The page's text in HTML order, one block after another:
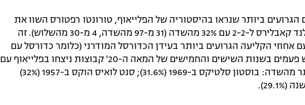
ביותר שנראו בהיסטוריה של הפלייאוף, טורונטו רפטורס השוו את
הסדרה מול קליבלנד קאבלירס ל-2-2 עם 32% מהשדה (31 מ-97 מהשדה, 4 מ-30 מהשלוש). זה
אחוזי הקליעה הגרועים ביותר בעידן הכדורסל המודרני (כלומר כדורסל עם
שלשות). רק שלוש פעמים בשנות השישים והחמישים של המאה ה-20' קבוצות ניצחו בפלייאוף עם
אחוזים גרועים יותר מהשדה: בוסטון סלטיקס ב-1969 (31.6%); סנט לואיס הוקס ב-1957 (32%)